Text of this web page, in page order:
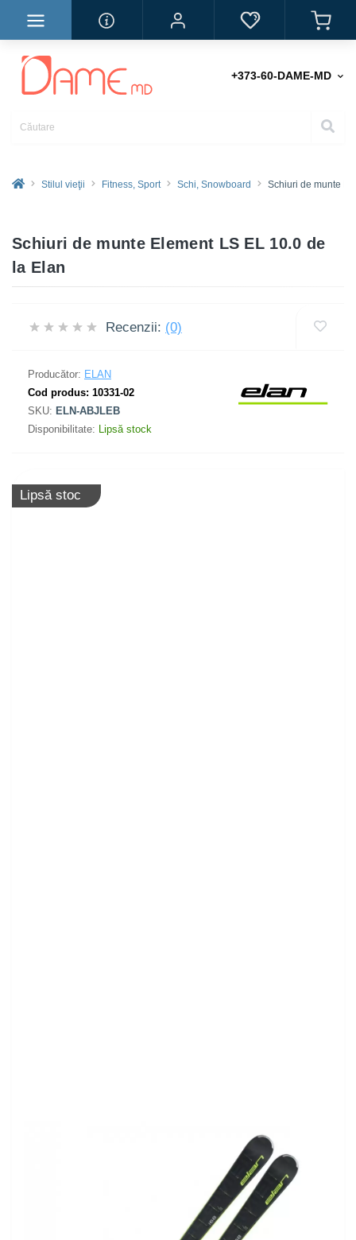
+373-60-DAME-MD
Stilul vieţii Fitness, Sport Schi, Snowboard Schiuri de munte
Schiuri de munte Element LS EL 10.0 de
la Elan
Recenzii: (0)
Producător: ELAN
Cod produs: 10331-02
SKU: ELN-ABJLEB
Disponibilitate: Lipsă stock
Lipsă stoc